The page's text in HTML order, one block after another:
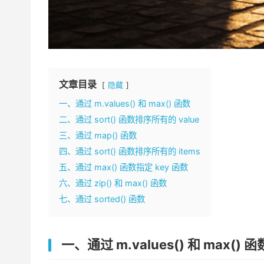
文章目录 隐藏
一、通过 m.values() 和 max() 函数
二、通过 sort() 函数排序所有的 value
三、通过 map() 函数
四、通过 sort() 函数排序所有的 items
五、通过 max() 函数指定 key 函数
六、通过 zip() 和 max() 函数
七、通过 sorted() 函数
一、通过 m.values() 和 max() 函